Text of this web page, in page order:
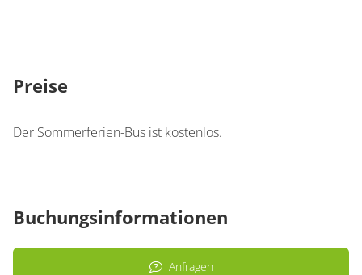
Preise
Der Sommerferien-Bus ist kostenlos.
Buchungsinformationen
Anfragen